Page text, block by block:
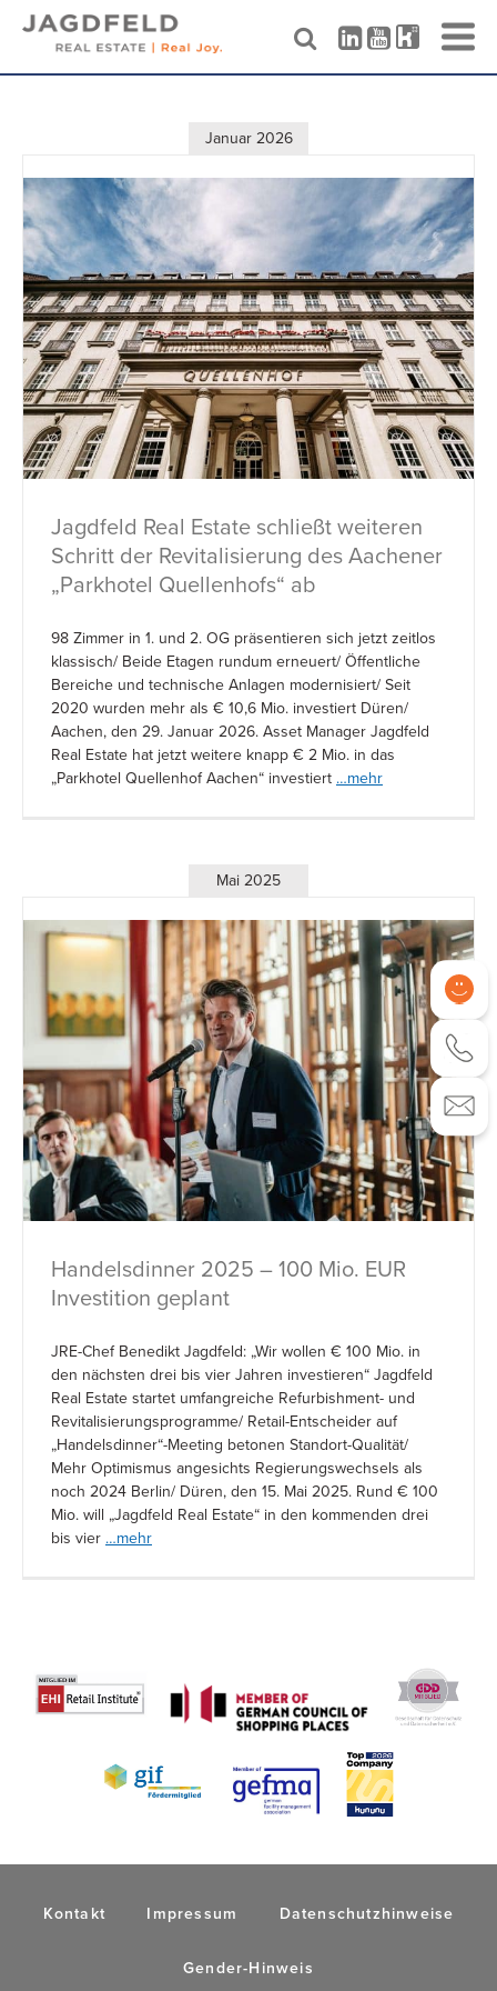
Skip
Januar 2026
Jagdfeld Real Estate schließt weiteren
Schritt der Revitalisierung des Aachener
„Parkhotel Quellenhofs“ ab
98 Zimmer in 1. und 2. OG präsentieren sich jetzt zeitlos
klassisch/ Beide Etagen rundum erneuert/ Öffentliche
Bereiche und technische Anlagen modernisiert/ Seit
2020 wurden mehr als € 10,6 Mio. investiert Düren/
Aachen, den 29. Januar 2026. Asset Manager Jagdfeld
Real Estate hat jetzt weitere knapp € 2 Mio. in das
„Parkhotel Quellenhof Aachen“ investiert …mehr
Mai 2025
Handelsdinner 2025 – 100 Mio. EUR
Investition geplant
JRE-Chef Benedikt Jagdfeld: „Wir wollen € 100 Mio. in
den nächsten drei bis vier Jahren investieren“ Jagdfeld
Real Estate startet umfangreiche Refurbishment- und
Revitalisierungsprogramme/ Retail-Entscheider auf
„Handelsdinner“-Meeting betonen Standort-Qualität/
Mehr Optimismus angesichts Regierungswechsels als
noch 2024 Berlin/ Düren, den 15. Mai 2025. Rund € 100
Mio. will „Jagdfeld Real Estate“ in den kommenden drei
bis vier …mehr
Kontakt Impressum Datenschutzhinweise
Gender-Hinweis